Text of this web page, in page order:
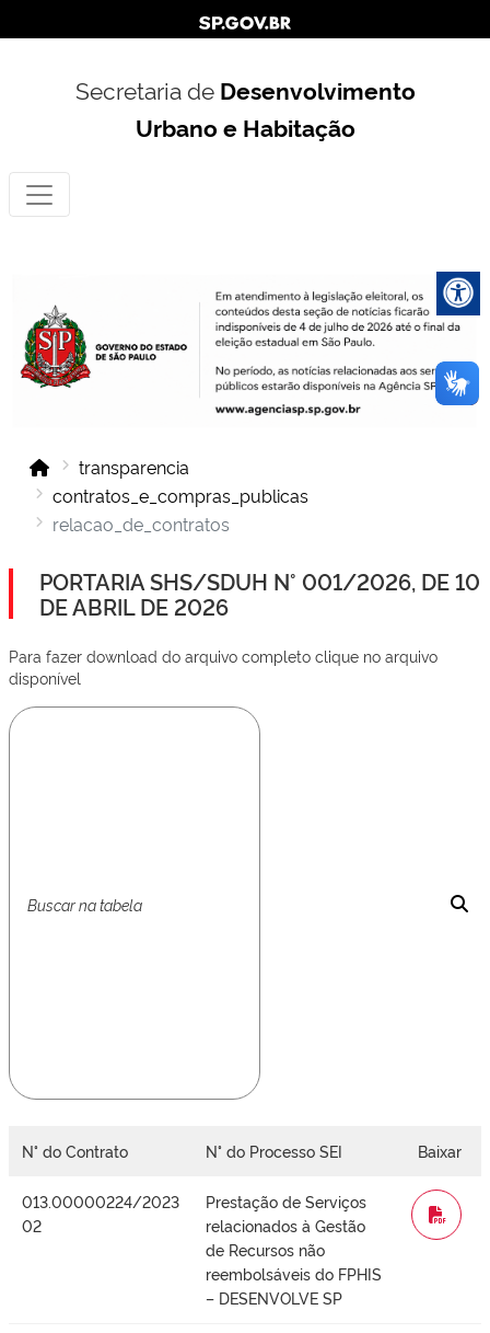
Secretaria de Desenvolvimento
Urbano e Habitação
transparencia
contratos_e_compras_publicas
relacao_de_contratos
PORTARIA SHS/SDUH N° 001/2026, DE 10
DE ABRIL DE 2026
Para fazer download do arquivo completo clique no arquivo
disponível
N° do Contrato N° do Processo SEI Baixar
013.00000224/2023
02
Prestação de Serviços
relacionados à Gestão
de Recursos não
reembolsáveis do FPHIS
– DESENVOLVE SP
WORD